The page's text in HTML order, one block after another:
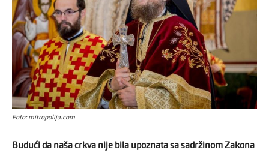
Foto: mitropolija.com
Budući da naša crkva nije bila upoznata sa sadržinom Zakona